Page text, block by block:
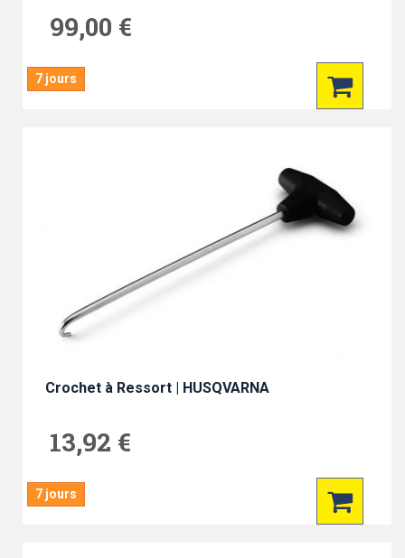
99,00 €
7 jours
Crochet à Ressort | HUSQVARNA
13,92 €
7 jours